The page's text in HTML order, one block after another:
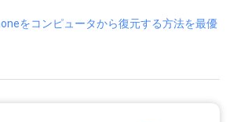
をコンピュータから復元する方法を最優